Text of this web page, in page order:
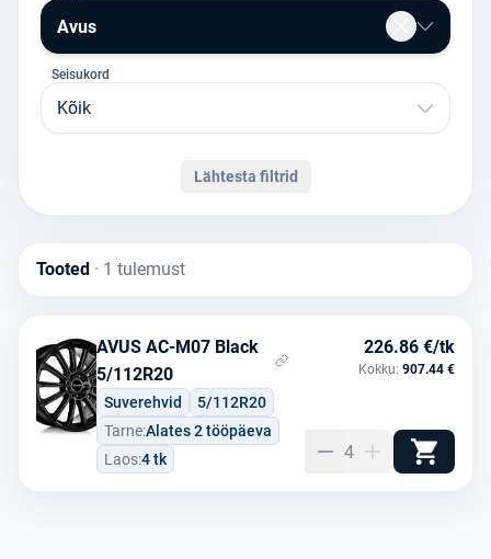
Avus
Seisukord
Kõik
Lähtesta filtrid
Tooted · 1 tulemust
AVUS AC-M07 Black
5/112R20
Suverehvid
5/112R20
Tarne:Alates 2 tööpäeva
Laos:4 tk
226.86 €/tk
Kokku: 907.44 €
4